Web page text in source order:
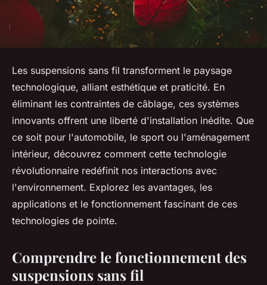
Les suspensions sans fil transforment le paysage
technologique, alliant esthétique et praticité. En
éliminant les contraintes de câblage, ces systèmes
innovants offrent une liberté d'installation inédite. Que
ce soit pour l'automobile, le sport ou l'aménagement
intérieur, découvrez comment cette technologie
révolutionnaire redéfinit nos interactions avec
l'environnement. Explorez les avantages, les
applications et le fonctionnement fascinant de ces
technologies de pointe.
Comprendre le fonctionnement des
suspensions sans fil